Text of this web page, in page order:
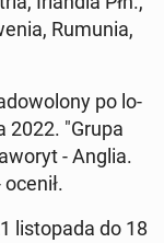
Rumunia,
po lo­
2022. "Grupa
- Anglia.
li­sto­pa­da do 18